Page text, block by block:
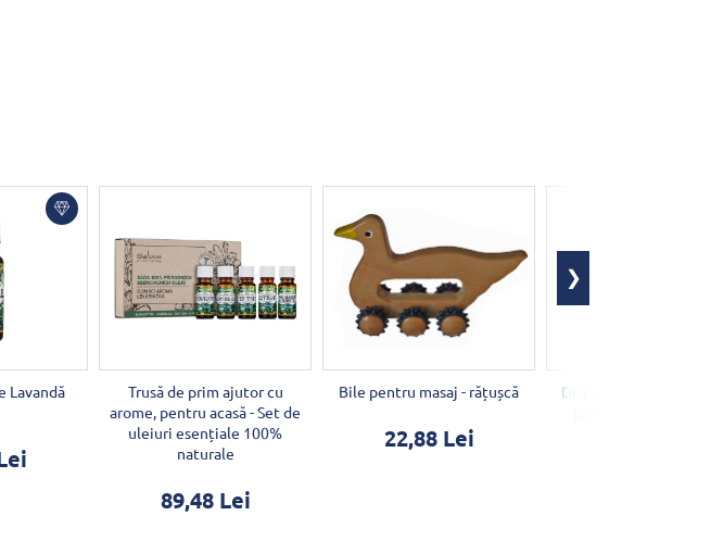
Lavandă
Trusă de prim ajutor cu
arome, pentru acasă - Set de
uleiuri esențiale 100%
naturale
89,48 Lei
Bile pentru masaj - rățușcă
22,88 Lei
Dispozitiv de masaj